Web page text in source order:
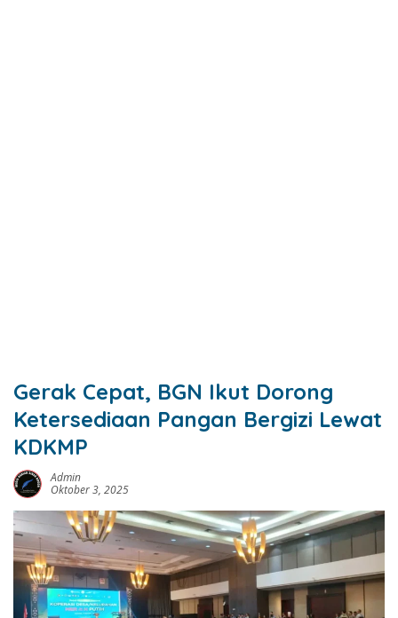
Gerak Cepat, BGN Ikut Dorong
Ketersediaan Pangan Bergizi Lewat
KDKMP
Admin
Oktober 3, 2025